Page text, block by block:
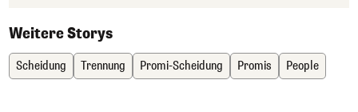
Weitere Storys
Scheidung Trennung Promi-Scheidung Promis People